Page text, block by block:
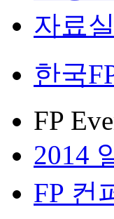
자료실
한국
FP
2014
FP 컨